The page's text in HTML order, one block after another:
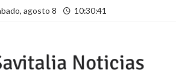
agosto 8 10:30:42